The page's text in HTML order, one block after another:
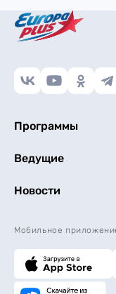
Программы
Ведущие
Новости
Мобильное